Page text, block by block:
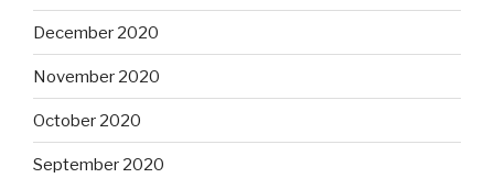
December 2020
November 2020
October 2020
September 2020